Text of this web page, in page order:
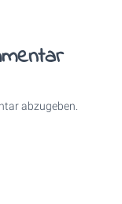
abzugeben.